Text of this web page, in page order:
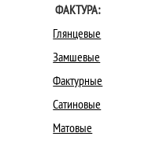
ФАКТУРА:
Глянцевые
Замшевые
Фактурные
Сатиновые
Матовые